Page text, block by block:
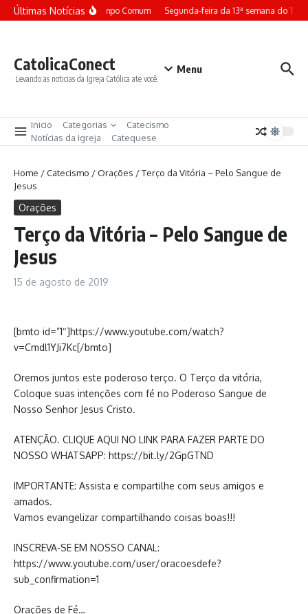
Ir para o conteúdo
Últimas Notícias
feira da 13ª semana do Tempo Comum Segunda-feira da 13ª semana do
CatolicaConect
Levando as noticias da Igreja Católica ate você.
Menu
Inicio Categorias
Catecismo
Notícias da Igreja
Catequese
Home /Catecismo /Orações /Terço da Vitória – Pelo Sangue de
Jesus
Orações
Terço da Vitória – Pelo Sangue de
Jesus
15 de agosto de 2019
[bmto id=”1″]https://www.youtube.com/watch?
v=Cmdl1YJi7Kc[/bmto]
Oremos juntos este poderoso terço. O Terço da vitória,
Coloque suas intenções com fé no Poderoso Sangue de
Nosso Senhor Jesus Cristo.
ATENÇÃO. CLIQUE AQUI NO LINK PARA FAZER PARTE DO
NOSSO WHATSAPP: https://bit.ly/2GpGTND
IMPORTANTE: Assista e compartilhe com seus amigos e
amados.
Vamos evangelizar compartilhando coisas boas!!!
INSCREVA-SE EM NOSSO CANAL:
https://www.youtube.com/user/oracoesdefe?
sub_confirmation=1
Orações de Fé…